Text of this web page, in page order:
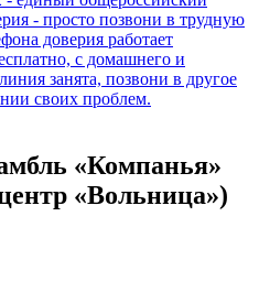
«Компанья»
«Вольница»)